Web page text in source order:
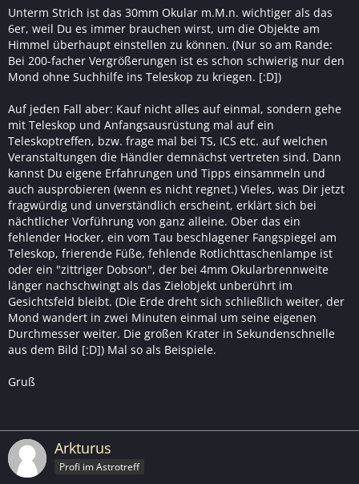
Unterm Strich ist das 30mm Okular m.M.n. wichtiger als das
6er, weil Du es immer brauchen wirst, um die Objekte am
Himmel überhaupt einstellen zu können. (Nur so am Rande:
Bei 200-facher Vergrößerungen ist es schon schwierig nur den
Mond ohne Suchhilfe ins Teleskop zu kriegen. [:D])
Auf jeden Fall aber: Kauf nicht alles auf einmal, sondern gehe
mit Teleskop und Anfangsausrüstung mal auf ein
Teleskoptreffen, bzw. frage mal bei TS, ICS etc. auf welchen
Veranstaltungen die Händler demnächst vertreten sind. Dann
kannst Du eigene Erfahrungen und Tipps einsammeln und
auch ausprobieren (wenn es nicht regnet.) Vieles, was Dir jetzt
fragwürdig und unverständlich erscheint, erklärt sich bei
nächtlicher Vorführung von ganz alleine. Ober das ein
fehlender Hocker, ein vom Tau beschlagener Fangspiegel am
Teleskop, frierende Füße, fehlende Rotlichttaschenlampe ist
oder ein "zittriger Dobson", der bei 4mm Okularbrennweite
länger nachschwingt als das Zielobjekt unberührt im
Gesichtsfeld bleibt. (Die Erde dreht sich schließlich weiter, der
Mond wandert in zwei Minuten einmal um seine eigenen
Durchmesser weiter. Die großen Krater in Sekundenschnelle
aus dem Bild [:D]) Mal so als Beispiele.
Gruß
Arkturus
Profi im Astrotreff